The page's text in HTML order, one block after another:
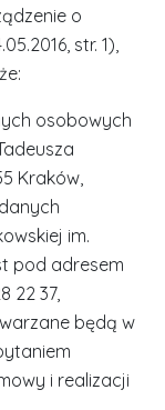
o
str. 1),
osobowych
Kraków,
im.
pod adresem
22 37,
będą w
i realizacji